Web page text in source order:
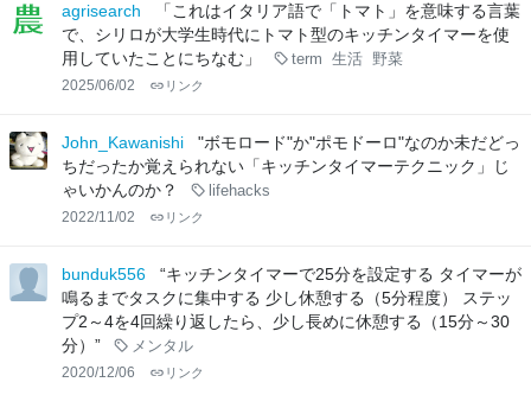
agrisearch
「これはイタリア語で「トマト」を意味する言葉
で、シリロが大学生時代にトマト型のキッチンタイマーを使
用していたことにちなむ」
term 生活 野菜
2025/06/02 リンク
John_Kawanishi
"ボモロード"か"ポモドーロ"なのか未だどっ
ちだったか覚えられない「キッチンタイマーテクニック」じ
ゃいかんのか？
lifehacks
2022/11/02 リンク
bunduk556
“キッチンタイマーで25分を設定する タイマーが
鳴るまでタスクに集中する 少し休憩する（5分程度） ステッ
プ2～4を4回繰り返したら、少し長めに休憩する（15分～30
分）”
メンタル
2020/12/06 リンク